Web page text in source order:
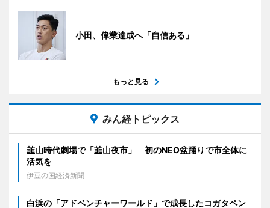
小田、偉業達成へ「自信ある」
もっと見る
みん経トピックス
韮山時代劇場で「韮山夜市」 初のNEO盆踊りで市全体に
活気を
伊豆の国経済新聞
白浜の「アドベンチャーワールド」で成長したコガタペン